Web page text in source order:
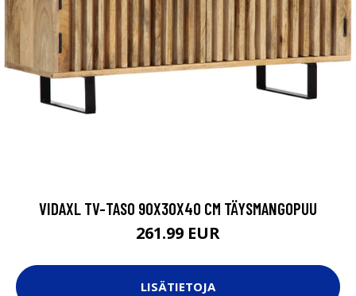
VIDAXL TV-TASO 90X30X40 CM TÄYSMANGOPUU
261.99 EUR
LISÄTIETOJA